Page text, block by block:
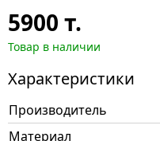
5900 т.
Товар в наличии
Характеристики
Производитель
Материал